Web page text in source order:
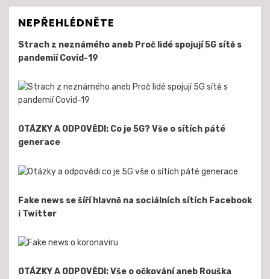
NEPŘEHLÉDNĚTE
Strach z neznámého aneb Proč lidé spojují 5G sítě s
pandemií Covid-19
OTÁZKY A ODPOVĚDI: Co je 5G? Vše o sítích páté
generace
Fake news se šíří hlavně na sociálních sítích Facebook
i Twitter
OTÁZKY A ODPOVĚDI: Vše o očkování aneb Rouška